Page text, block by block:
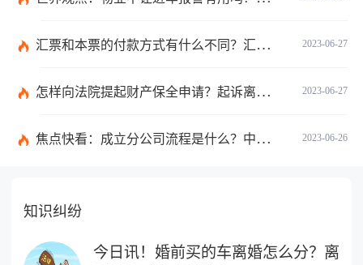
2023-06-27
汇票和本票的付款方式有什么不同？汇票和本票包含的交易数有什么不同？ 环球今热点
2023-06-27
怎样向法院提起财产保全申请？起诉离婚能申请财产保全吗？_全球快播
2023-06-26
焦点快看：成立分公司流程是什么？中华人民共和国公司登记管理条例第四十七条是什么？
知识纠纷
今日讯！婚前买的车离婚怎么分？离